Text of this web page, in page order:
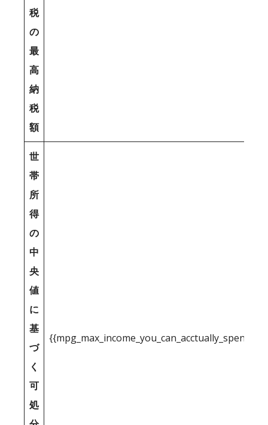
税
の
最
高
納
税
額
世
帯
所
得
の
中
央
値
に
基
づ
く
可
処